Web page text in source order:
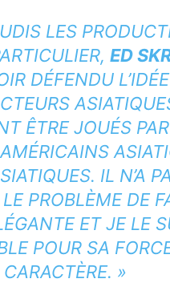
LES
ED
DÉFENDU
ÊTRE JOUÉS
IL N’A
PROBLÈME DE
ET JE LE
POUR SA
CARACTÈRE. »